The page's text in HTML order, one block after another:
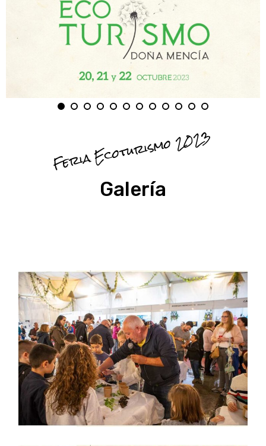
Feria Ecoturismo 2023
Galería